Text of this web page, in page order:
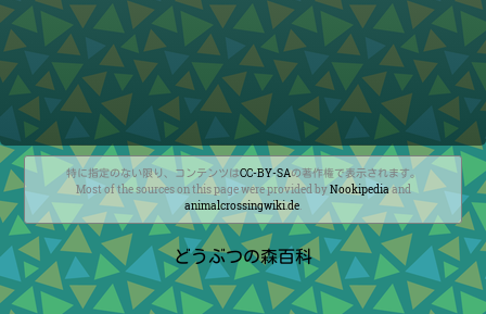
特に指定のない限り、コンテンツはCC-BY-SAの著作権で表示されます。
Most of the sources on this page were provided byNookipediaand
animalcrossingwiki.de.
どうぶつの森百科